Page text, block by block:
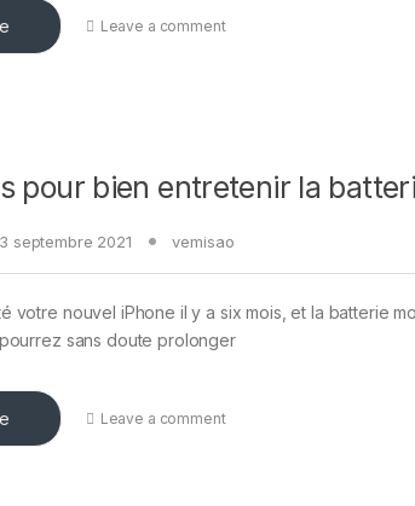
Leave a comment
pour bien entretenir la
septembre 2021 vemisao
votre nouvel iPhone il y a six mois, et la batterie
sans doute prolonger
Leave a comment